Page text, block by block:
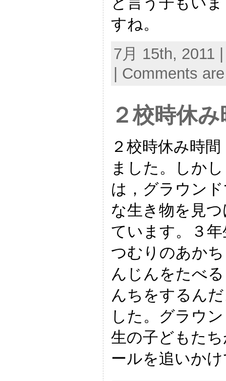
すね。
7月 15th, 2011
| Comments
２校時休
２校時休み時
ました。しか
は，グラウン
な生き物を見
ています。３
つむりのあか
んじんをたべ
んちをするん
した。グラウ
生の子どもた
ールを追いか